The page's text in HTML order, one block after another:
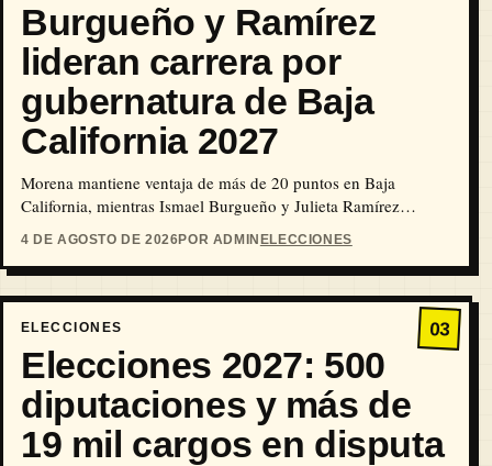
Burgueño y Ramírez
lideran carrera por
gubernatura de Baja
California 2027
Morena mantiene ventaja de más de 20 puntos en Baja
California, mientras Ismael Burgueño y Julieta Ramírez
encabezan la disputa interna por la candidatura a la
4 DE AGOSTO DE 2026POR ADMIN ELECCIONES
03
ELECCIONES
Elecciones 2027: 500
diputaciones y más de
19 mil cargos en disputa